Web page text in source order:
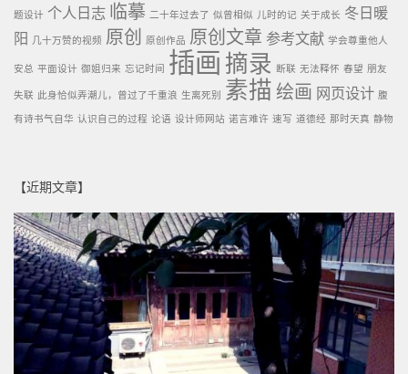
题设计 个人日志 临摹 二十年过去了 似曾相似 儿时的记 关于成长 冬日暖
阳
几十万赞的视频 原创 原创作品 原创文章 参考文献 学会尊重他人
安总 平面设计 御姐归来 忘记时间 插画 摘录 断联 无法释怀 春望 朋友
失联 此身恰似弄潮儿，曾过了千重浪 生离死别 素描 绘画 网页设计 腹
有诗书气自华 认识自己的过程 论语 设计师网站 诺言难许 速写 道德经 那时天真 静物
【近期文章】